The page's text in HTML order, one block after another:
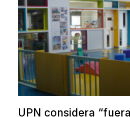
UPN considera